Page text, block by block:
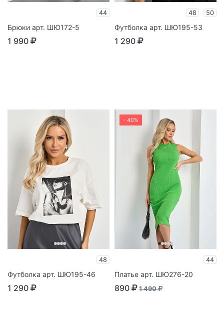
44
Брюки арт. ШЮ172-5
1 990
48 50
Футболка арт. ШЮ195-53
1 290
48
Футболка арт. ШЮ195-46
1 290
- 40%
44
Платье арт. ШЮ276-20
890 1 490